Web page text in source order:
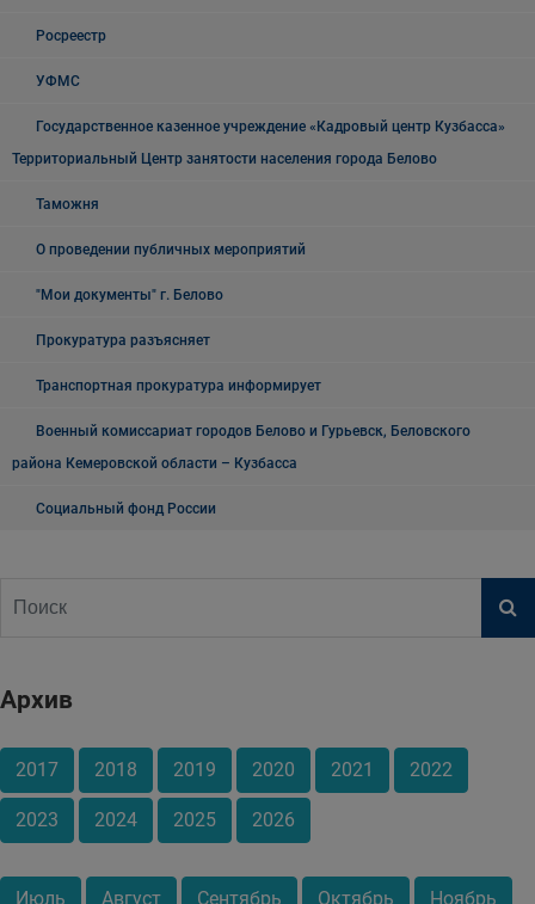
Росреестр
УФМС
Государственное казенное учреждение «Кадровый центр Кузбасса»
Территориальный Центр занятости населения города Белово
Таможня
О проведении публичных мероприятий
"Мои документы" г. Белово
Прокуратура разъясняет
Транспортная прокуратура информирует
Военный комиссариат городов Белово и Гурьевск, Беловского
района Кемеровской области – Кузбасса
Социальный фонд России
Архив
2017 2018 2019 2020 2021 2022
2023 2024 2025 2026
Июль Август Сентябрь Октябрь Ноябрь